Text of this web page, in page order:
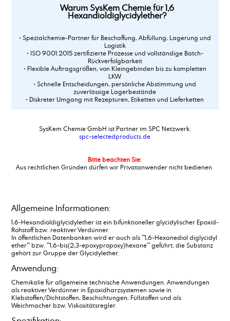
Warum SysKem Chemie für 1,6
Hexandioldiglycidylether?
• Spezialchemie-Partner für Beschaffung, Abfüllung, Lagerung und
Logistik
• ISO 9001:2015 zertifizierte Prozesse und vollständige Batch-
Rückverfolgbarkeit
• Flexible Auftragsgrößen, von Kleingebinden bis zu kompletten
LKW
• Schnelle Entscheidungen, persönliche Abstimmung und
zuverlässige Lagerbestände
• Diskreter Umgang mit Rezepturen, Etiketten und Lieferketten
SysKem Chemie GmbH ist Partner im SPC Netzwerk:
spc-selectedproducts.de
Bitte beachten Sie:
Aus rechtlichen Gründen dürfen wir Privatanwender nicht bedienen.
Allgemeine Informationen:
1,6-Hexandioldiglycidylether ist ein bifunktioneller glycidylischer Epoxid-
Rohstoff bzw. reaktiver Verdünner.
In öffentlichen Datenbanken wird er auch als **1,6-Hexanediol diglycidyl
ether** bzw. **1,6-bis(2,3-epoxypropoxy)hexane** geführt; die Substanz
gehört zur Gruppe der Glycidylether.
Anwendung:
Chemikalie für allgemeine technische Anwendungen. Anwendungen
als reaktiver Verdünner in Epoxidharzsystemen sowie in
Klebstoffen/Dichtstoffen, Beschichtungen, Füllstoffen und als
Weichmacher bzw. Viskositätsregler.